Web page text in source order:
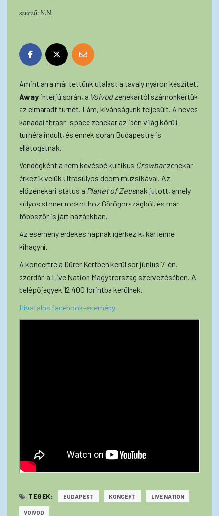
szerző:N.N.
Amint arra már tettünk utalást a tavaly nyáron készített
Away interjú során, a Voivodzenekartól számonkértük
az elmaradt turnét. Lám, kívánságunk teljesült. A neves
kanadai thrash-space zenekar az idén világ körüli
turnéra indult, és ennek során Budapestre is
ellátogatnak.
Vendégként a nem kevésbé kultikus Crowbarzenekar
érkezik velük ultrasúlyos doom muzsikával. Az
előzenekari státus a Planet of Zeusnak jutott, amely
súlyos stoner rockot hoz Görögországból, és már
többször is járt hazánkban.
Az esemény érdekes napnak ígérkezik, kár lenne
kihagyni.
A koncertre a Dürer Kertben kerül sor június 7-én,
szerdán a Live Nation Magyarország szervezésében. A
belépőjegyek 12 400 forintba kerülnek.
Hivatalos facebook-esemény
TEGEK: BUDAPEST KONCERT LIVE NATION
VOIVOD